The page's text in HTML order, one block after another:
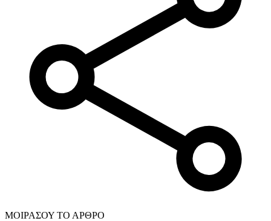
ΜΟΙΡΑΣΟΥ ΤΟ ΑΡΘΡΟ